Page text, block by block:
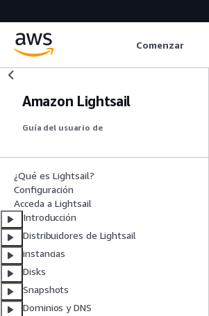
Comenzar
Amazon Lightsail
Guía del usuario de
¿Qué es Lightsail?
Configuración
Acceda a Lightsail
Introducción
Distribuidores de Lightsail
instancias
Disks
Snapshots
Dominios y DNS